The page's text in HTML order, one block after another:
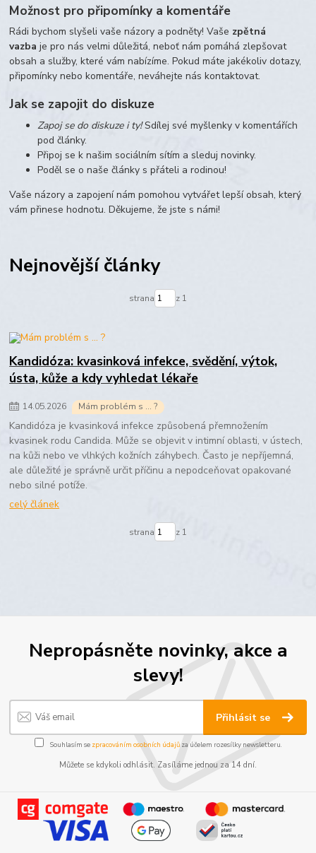
Možnost pro připomínky a komentáře
Rádi bychom slyšeli vaše názory a podněty! Vaše zpětná
vazba je pro nás velmi důležitá, neboť nám pomáhá zlepšovat
obsah a služby, které vám nabízíme. Pokud máte jakékoliv dotazy,
připomínky nebo komentáře, neváhejte nás kontaktovat.
Jak se zapojit do diskuze
Zapoj se do diskuze i ty!Sdílej své myšlenky v komentářích
pod články.
Připoj se k našim sociálním sítím a sleduj novinky.
Poděl se o naše články s přáteli a rodinou!
Vaše názory a zapojení nám pomohou vytvářet lepší obsah, který
vám přinese hodnotu. Děkujeme, že jste s námi!
Nejnovější články
strana z 1
Kandidóza: kvasinková infekce, svědění, výtok,
ústa, kůže a kdy vyhledat lékaře
14.05.2026 Mám problém s ... ?
Kandidóza je kvasinková infekce způsobená přemnožením
kvasinek rodu Candida. Může se objevit v intimní oblasti, v ústech,
na kůži nebo ve vlhkých kožních záhybech. Často je nepříjemná,
ale důležité je správně určit příčinu a nepodceňovat opakované
nebo silné potíže.
celý článek
strana z 1
Nepropásněte novinky, akce a
slevy!
Přihlásit se
Souhlasím se zpracováním osobních údajůza účelem rozesílky newsletteru.
Můžete se kdykoli odhlásit. Zasíláme jednou za 14 dní.